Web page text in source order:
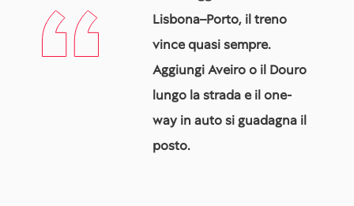
Lisbona–Porto, il treno
vince quasi sempre.
Aggiungi Aveiro o il Douro
lungo la strada e il one-
way in auto si guadagna il
posto.